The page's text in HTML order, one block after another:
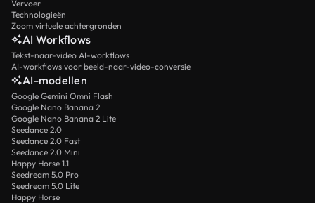
Vervoer
Technologieën
Zoom virtuele achtergronden
AI Workflows
Tekst-naar-video AI-workflows
AI-workflows voor beeld-naar-video-conversie
AI-modellen
Google Gemini Omni Flash
Google Nano Banana 2
Google Nano Banana 2 Lite
Seedance 2.0
Seedance 2.0 Fast
Seedance 2.0 Mini
Happy Horse 1.1
Seedream 5.0 Pro
Seedream 5.0 Lite
Happy Horse